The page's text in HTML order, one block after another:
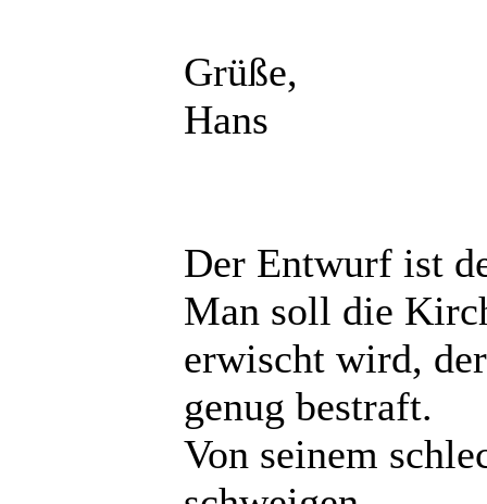
Grüße,
Hans
Der Entwurf ist
Man soll die
erwischt wird,
genug bestraft.
Von seinem